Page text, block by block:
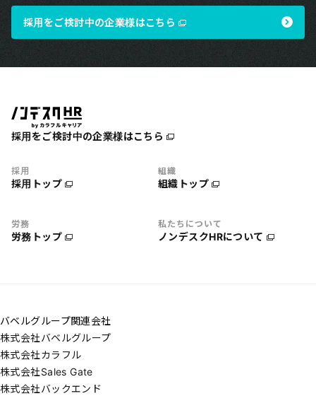
採用をご検討中の企業様はこちら
採用をご検討中の企業様はこちら
採用
採用トップ
組織
組織トップ
労務
労務トップ
私たちについて
ノンデスクHRについて
バベルグループ関連会社
株式会社バベルグループ
株式会社カラフル
株式会社Sales Gate
株式会社バックエンド